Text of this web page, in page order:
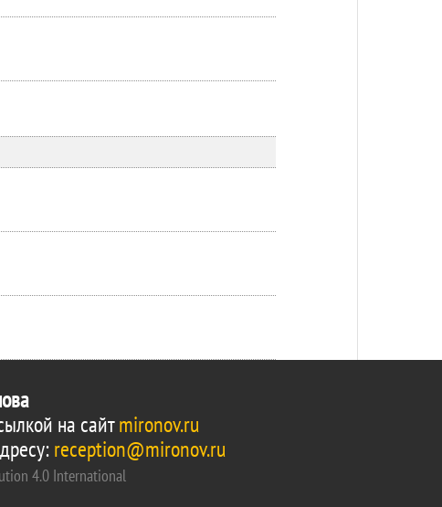
на сайтmironov.ru
reception@mironov.ru
4.0 International